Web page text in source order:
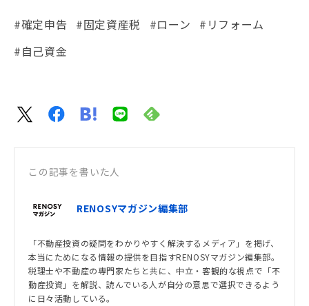
#確定申告 #固定資産税 #ローン
#リフォーム
#自己資金
この記事を書いた人
RENOSYマガジン編集部
「不動産投資の疑問をわかりやすく解決するメディア」を掲げ、
本当にためになる情報の提供を目指すRENOSYマガジン編集部。
税理士や不動産の専門家たちと共に、中立・客観的な視点で「不
動産投資」を解説、読んでいる人が自分の意思で選択できるよう
に日々活動している。